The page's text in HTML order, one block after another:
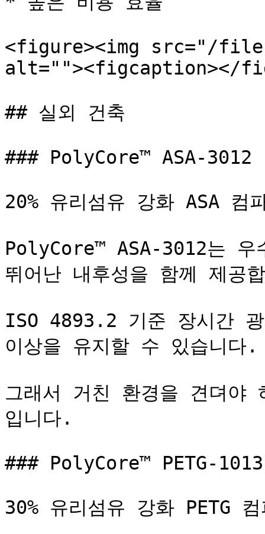
<figure><img src="/
alt=""><figcaption></
## 실외 건축
### PolyCore™ ASA-3012
20% 유리섬유 강화 ASA 컴
PolyCore™ ASA-3012는
뛰어난 내후성을 함께 제공
ISO 4893.2 기준 장시간
이상을 유지할 수 있습니다.
그래서 거친 환경을 견뎌야
입니다.
### PolyCore™ PETG-1013
30% 유리섬유 강화 PETG 컴